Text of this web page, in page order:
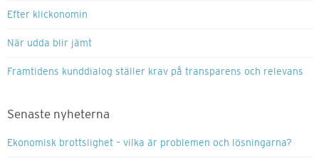
Efter klickonomin
När udda blir jämt
Framtidens kunddialog ställer krav på transparens och relevans
Senaste nyheterna
Ekonomisk brottslighet – vilka är problemen och lösningarna?